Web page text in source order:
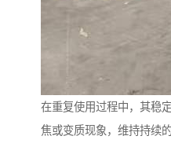
在重复使用过程中，其稳
焦或变质现象，维持持续